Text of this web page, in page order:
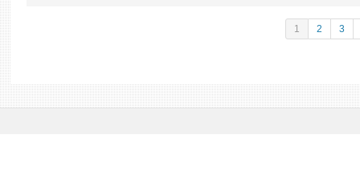
1 2 3